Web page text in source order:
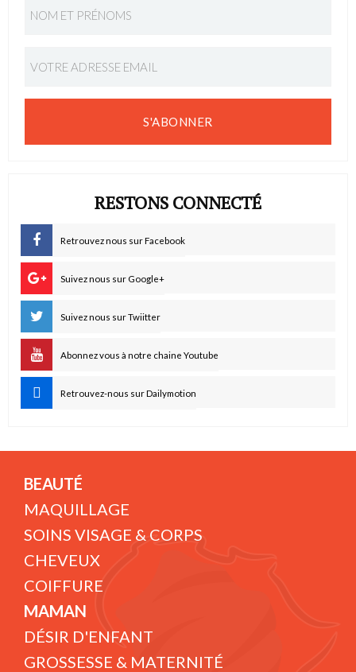
S'ABONNER
RESTONS CONNECTÉ
Retrouvez nous sur Facebook
Suivez nous sur Google+
Suivez nous sur Twiitter
Abonnez vous à notre chaine Youtube
Retrouvez-nous sur Dailymotion
BEAUTÉ
MAQUILLAGE
SOINS VISAGE & CORPS
CHEVEUX
COIFFURE
MAMAN
DÉSIR D'ENFANT
GROSSESSE & MATERNITÉ